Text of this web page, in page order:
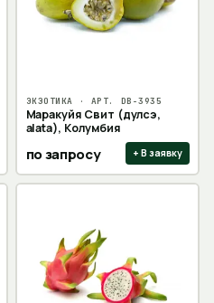
ЭКЗОТИКА · АРТ. DB-3935
Маракуйя Свит (дулсэ,
alata), Колумбия
по запросу + В заявку